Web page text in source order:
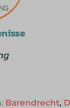
Barendrecht,